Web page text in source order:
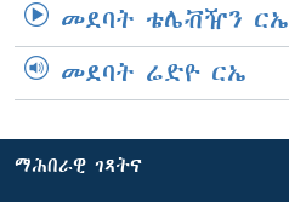
መደባት ቴሌቭዥን ርኤ
መደባት ሬድዮ ርኤ
ማሕበራዊ ገጻትና